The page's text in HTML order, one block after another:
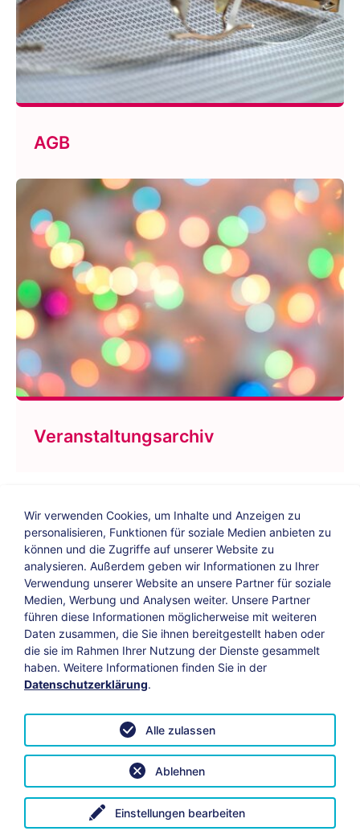
AGB
Veranstaltungsarchiv
Bildungs-Blog| Instagram| Facebook|
YouTube
Impressum Suche Datenschutz
Vertrag widerrufen
Datenschutzeinstellungen anpassen
© 2026 KAB Bamberg | Alle Rechte vorbehalten.
Wir verwenden Cookies, um Inhalte und Anzeigen zu
personalisieren, Funktionen für soziale Medien anbieten zu
können und die Zugriffe auf unserer Website zu
analysieren. Außerdem geben wir Informationen zu Ihrer
Verwendung unserer Website an unsere Partner für soziale
Medien, Werbung und Analysen weiter. Unsere Partner
führen diese Informationen möglicherweise mit weiteren
Daten zusammen, die Sie ihnen bereitgestellt haben oder
die sie im Rahmen Ihrer Nutzung der Dienste gesammelt
haben. Weitere Informationen finden Sie in der
Datenschutzerklärung.
Einstellungen bearbeiten
Ablehnen
Alle zulassen